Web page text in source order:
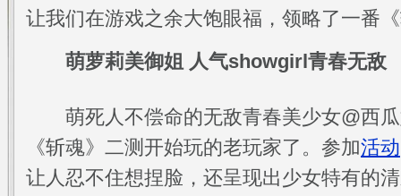
让我们在游戏之余大饱眼福，领略了一番
萌萝莉美御姐 人气showgirl青春无敌
萌死人不偿命的无敌青春美少女@西瓜
《斩魂》二测开始玩的老玩家了。参加活动
让人忍不住想捏脸，还呈现出少女特有的